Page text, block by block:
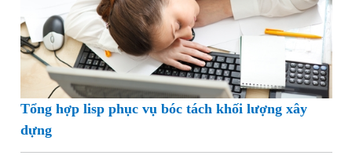
Tổng hợp lisp phục vụ bóc tách khối lượng xây
dựng